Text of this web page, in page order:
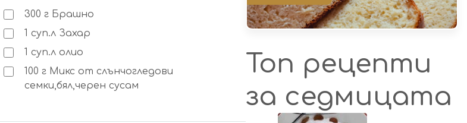
300 г Брашно
1 суп.л Захар
1 суп.л олио
100 г Микс от слънчогледови
семки,бял,черен сусам
Топ рецепти
за седмицата